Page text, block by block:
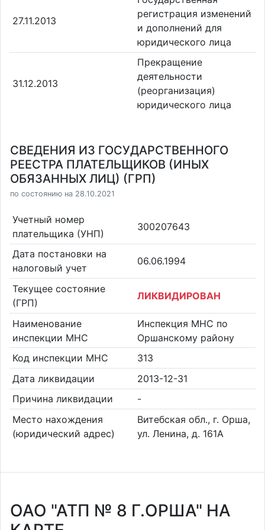
27.11.2013
регистрация изменений
и дополнений для
юридического лица
31.12.2013
Прекращение
деятельности
(реорганизация)
юридического лица
СВЕДЕНИЯ ИЗ ГОСУДАРСТВЕННОГО
РЕЕСТРА ПЛАТЕЛЬЩИКОВ (ИНЫХ
ОБЯЗАННЫХ ЛИЦ) (ГРП)
по состоянию на 28.10.2021
Учетный номер
плательщика (УНП)
300207643
Дата постановки на
налоговый учет
06.06.1994
Текущее состояние
(ГРП)
ЛИКВИДИРОВАН
Наименование
инспекции МНС
Инспекция МНС по
Оршанскому району
Код инспекции МНС
313
Дата ликвидации
2013-12-31
Причина ликвидации
-
Место нахождения
(юридический адрес)
Витебская обл., г. Орша,
ул. Ленина, д. 161А
ОАО "АТП № 8 Г.ОРША" НА